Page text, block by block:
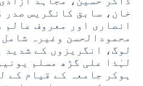
خان، سابق کانگریس صدر
انصاری اور معروف عالم
محمودالحسن وغیرہ
لوگ، انگریزوں کے شدید
لہٰذا علی گڑھ مسلم
ہوکر جامعہ کے قیام کے